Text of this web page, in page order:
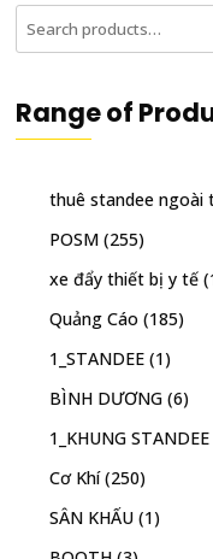
Search
for:
Range of
thuê standee ngoài
POSM (255)
xe đẩy thiết bị y tế
Quảng Cáo (185)
1_STANDEE (1)
BÌNH DƯƠNG (6)
1_KHUNG
Cơ Khí (250)
SÂN KHẤU (1)